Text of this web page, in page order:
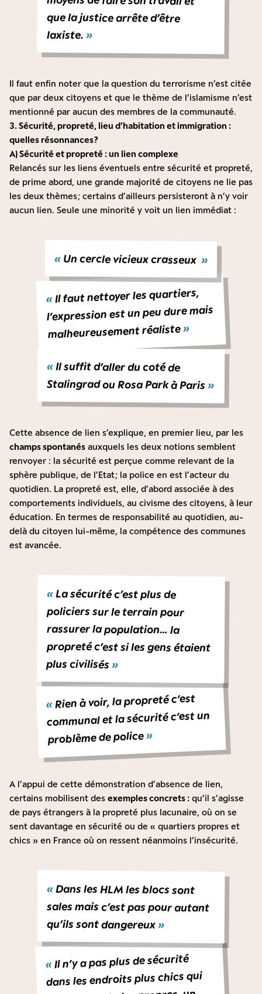
que la justice arrête d’être
laxiste. »
Il faut enfin noter que la question du terrorisme n’est citée
que par deux citoyens et que le thème de l’islamisme n’est
mentionné par aucun des membres de la communauté.
3. Sécurité, propreté, lieu d’habitation et immigration :
quelles résonnances ?
A) Sécurité et propreté : un lien complexe
Relancés sur les liens éventuels entre sécurité et propreté,
de prime abord, une grande majorité de citoyens ne lie pas
les deux thèmes ; certains d’ailleurs persisteront à n’y voir
aucun lien. Seule une minorité y voit un lien immédiat :
« Un cercle vicieux crasseux »
«Il faut nettoyer les quartiers,
l’expression est un peu dure mais
malheureusement réaliste»
«Il suffit d’aller du coté de
Stalingrad ou Rosa Park à Paris »
Cette absence de lien s’explique, en premier lieu, par les
champs spontanés auxquels les deux notions semblent
renvoyer : la sécurité est perçue comme relevant de la
sphère publique, de l’Etat ; la police en est l’acteur du
quotidien. La propreté est, elle, d’abord associée à des
comportements individuels, au civisme des citoyens, à leur
éducation. En termes de responsabilité au quotidien, au-
delà du citoyen lui-même, la compétence des communes
est avancée.
«La sécurité c’est plus de
policiers sur le terrain pour
rassurer la population… la
propreté c’est si les gens étaient
plus civilisés »
«Rien à voir, la propreté c’est
communal et la sécurité c’est un
problème de police»
A l’appui de cette démonstration d’absence de lien,
certains mobilisent des exemples concrets : qu’il s’agisse
de pays étrangers à la propreté plus lacunaire, où on se
sent davantage en sécurité ou de « quartiers propres et
chics » en France où on ressent néanmoins l’insécurité.
«Dans les HLM les blocs sont
sales mais c’est pas pour autant
qu’ils sont dangereux»
« Il n’y a pas plus de sécurité
dans les endroits plus chics qui